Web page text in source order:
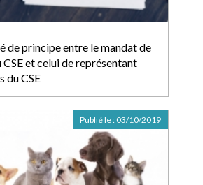
de principe entre le mandat de
CSE et celui de représentant
du CSE
Publié le : 03/10/2019